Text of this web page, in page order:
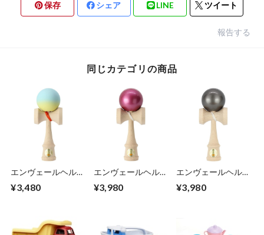
保存 シェア LINE ツイート
報告する
同じカテゴリの商品
エンヴェールヘルッ
大空 マット 水色＆
塗装をリニューアル
した上級者向けモデ
¥3,480
エンヴェールヘルッ
大空 プレミアムメ
ニューアルした上級
¥3,980
エンヴェールヘルッ
大空 プレミアムガ
ューアルした上級者
¥3,980